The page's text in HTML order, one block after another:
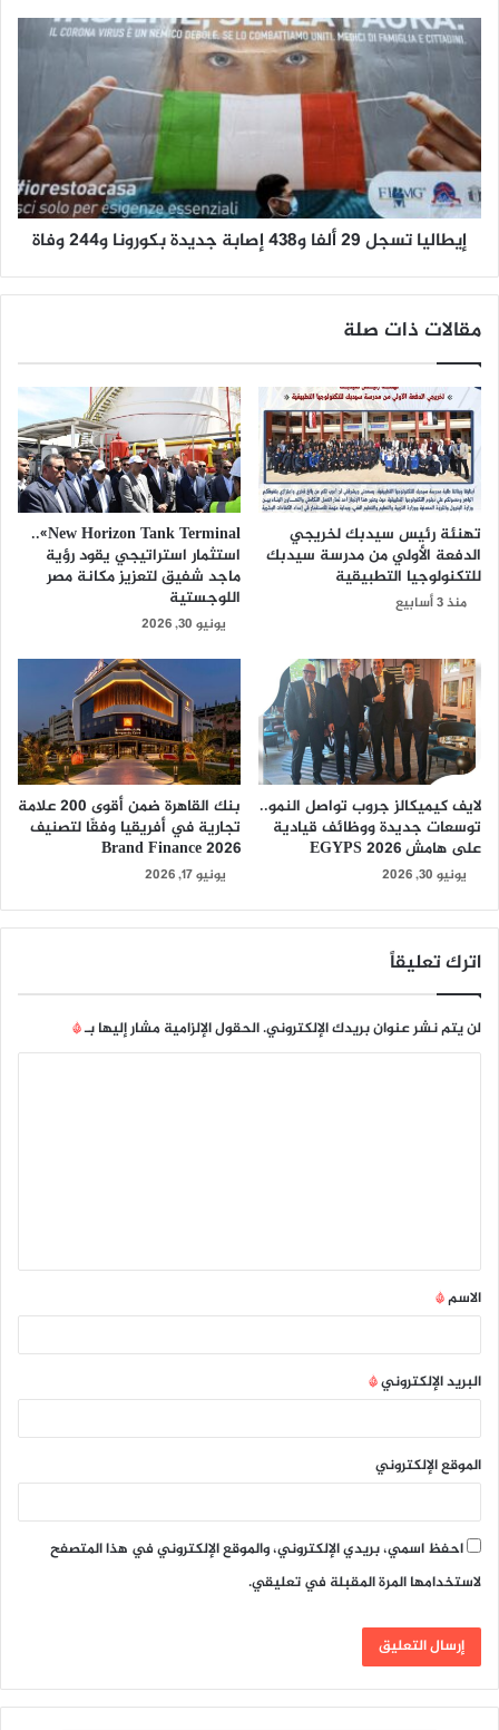
إيطاليا تسجل 29 ألفا و438 إصابة جديدة بكورونا و244 وفاة
مقالات ذات صلة
تهنئة رئيس سيدبك لخريجي
الدفعة الأولي من مدرسة سيدبك
للتكنولوجيا التطبيقية
منذ 3 أسابيع
New Horizon Tank Terminal»..
استثمار استراتيجي يقود رؤية
ماجد شفيق لتعزيز مكانة مصر
اللوجستية
يونيو 30, 2026
لايف كيميكالز جروب تواصل النمو..
توسعات جديدة ووظائف قيادية
على هامش EGYPS 2026
يونيو 30, 2026
بنك القاهرة ضمن أقوى 200 علامة
تجارية في أفريقيا وفقًا لتصنيف
Brand Finance 2026
يونيو 17, 2026
اترك تعليقاً
لن يتم نشر عنوان بريدك الإلكتروني.الحقول الإلزامية مشار إليها بـ*
ق
*
الاسم*
البريد الإلكتروني*
الموقع الإلكتروني
احفظ اسمي، بريدي الإلكتروني، والموقع الإلكتروني في هذا المتصفح
لاستخدامها المرة المقبلة في تعليقي.